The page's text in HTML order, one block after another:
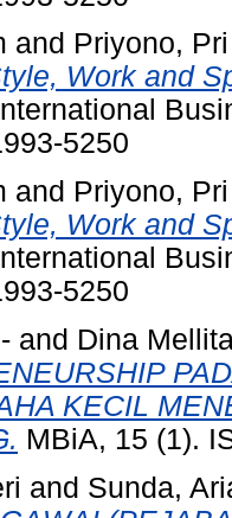
and Priyono, Pri
Work and
5250
and Priyono, Pri
Work and
5250
and Dina
KECIL
MBiA, 15 (1).
and Sunda,